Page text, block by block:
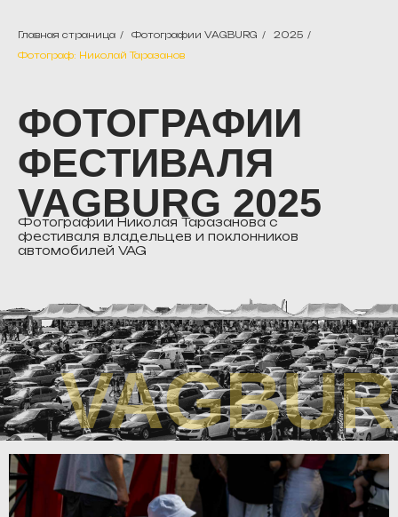
Главная страница / Фотографии VAGBURG / 2025 /
Фотограф: Николай Таразанов
ФОТОГРАФИИ
ФЕСТИВАЛЯ
VAGBURG 2025
Фотографии Николая Таразанова с
фестиваля владельцев и поклонников
автомобилей VAG